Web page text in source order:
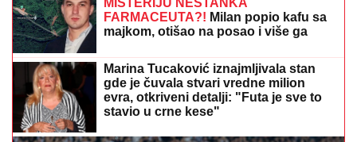
Novac stiže za 4 znaka: Evo ko će dobiti pare do 15.
avgusta, a jedan znak treba da igra igre na sreću